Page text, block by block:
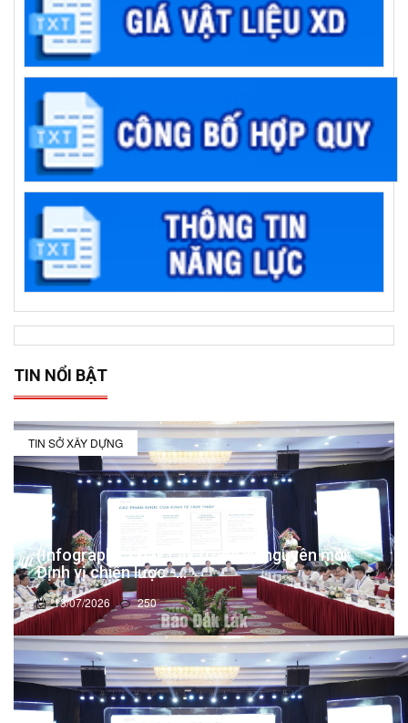
TIN NỔI BẬT
TIN SỞ XÂY DỰNG
(Infographic) Đắk Lắk trong kỷ nguyên mới:
Định vị chiến lược -...
13/07/2026 250